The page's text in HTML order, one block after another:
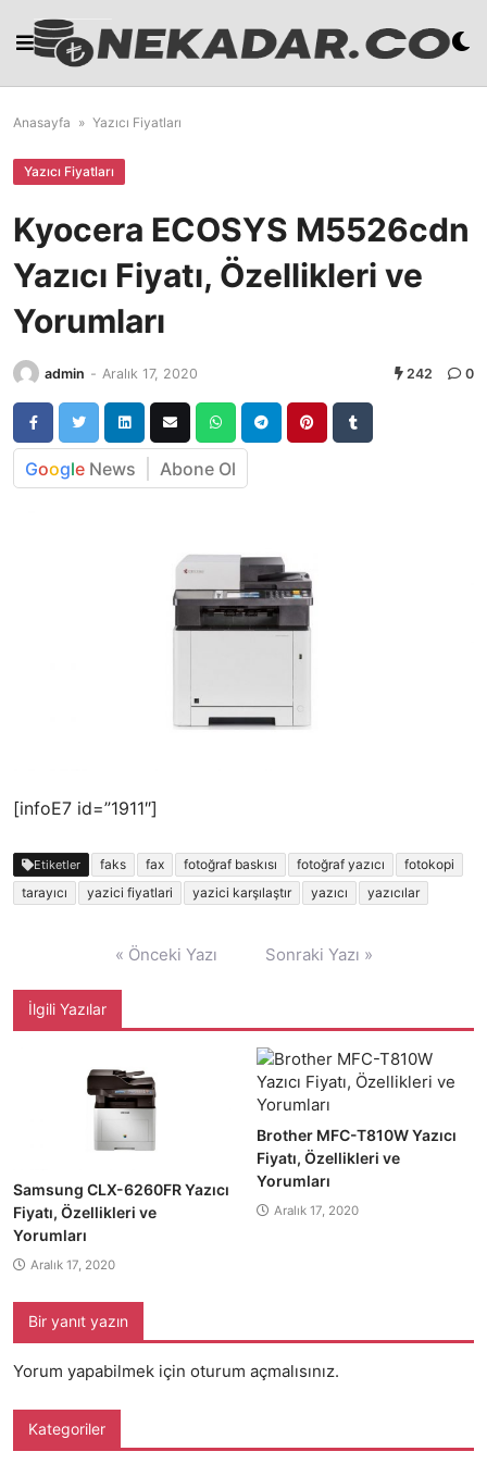
content
Anasayfa » Yazıcı Fiyatları
Yazıcı Fiyatları
Kyocera ECOSYS M5526cdn
Yazıcı Fiyatı, Özellikleri ve
Yorumları
admin - Aralık 17, 2020 242 0
Google News Abone Ol
[infoE7 id=”1911″]
Etiketler faks fax fotoğraf baskısı fotoğraf yazıcı
fotokopi
tarayıcı
yazici fiyatlari yazici karşılaştır yazıcı yazıcılar
« Önceki Yazı Sonraki Yazı »
İlgili Yazılar
Samsung CLX-6260FR Yazıcı
Fiyatı, Özellikleri ve
Yorumları
Aralık 17, 2020
Brother MFC-T810W Yazıcı
Fiyatı, Özellikleri ve
Yorumları
Aralık 17, 2020
Bir yanıt yazın
Yorum yapabilmek için oturum açmalısınız.
Kategoriler